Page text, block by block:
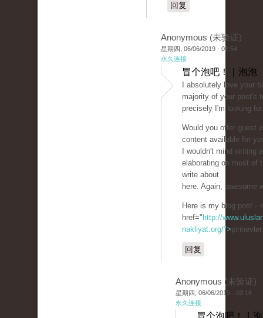
回复
Anonymous (未验证)
星期四, 06/06/2019 - 02:54
永久连接
冒个泡吧！ | 泡泡
I absolutely love your
majority of your post's
precisely I'm looking
Would you offer guest
content available for
I wouldn't mind writing
elaborating on most of
write about
here. Again, awesome
Here is my blog post -
href=" http://
nakliyat.org/">
回复
Anonymous (未验证)
星期四, 06/06/2019 - 03:16
永久连接